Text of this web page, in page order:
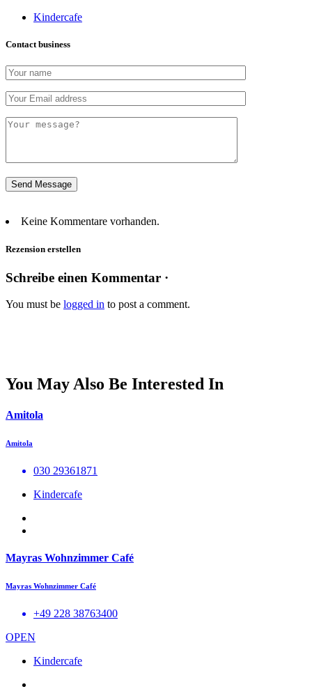
Kindercafe
Contact business
Keine Kommentare vorhanden.
Rezension erstellen
Schreibe einen Kommentar ·
You must be logged in to post a comment.
You May Also Be Interested In
Amitola
Amitola
030 29361871
Kindercafe
Mayras Wohnzimmer Café
Mayras Wohnzimmer Café
+49 228 38763400
OPEN
Kindercafe